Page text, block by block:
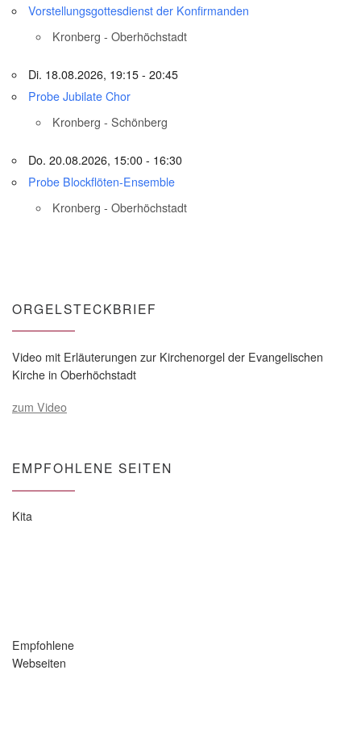
Vorstellungsgottesdienst der Konfirmanden
Kronberg - Oberhöchstadt
Di. 18.08.2026, 19:15 - 20:45
Probe Jubilate Chor
Kronberg - Schönberg
Do. 20.08.2026, 15:00 - 16:30
Probe Blockflöten-Ensemble
Kronberg - Oberhöchstadt
ORGELSTECKBRIEF
Video mit Erläuterungen zur Kirchenorgel der Evangelischen
Kirche in Oberhöchstadt
zum Video
EMPFOHLENE SEITEN
Kita
Empfohlene
Webseiten